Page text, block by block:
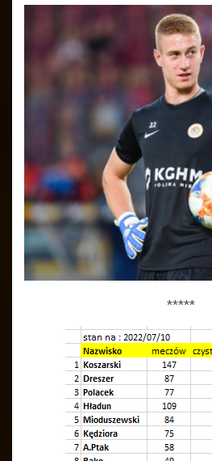
*****